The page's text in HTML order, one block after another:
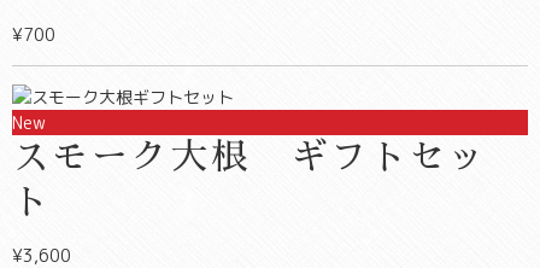
¥700
New
スモーク大根 ギフトセッ
ト
¥3,600